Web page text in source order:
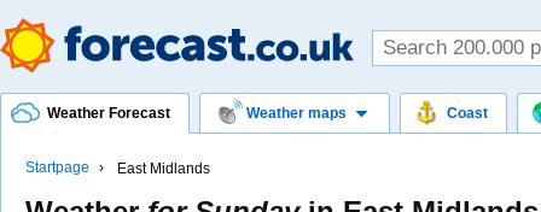
Weather Forecast Weather maps Coast
Startpage East Midlands